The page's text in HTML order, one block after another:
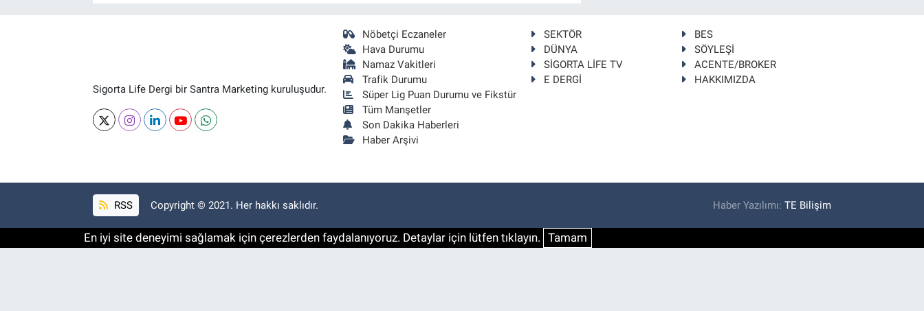
Sigorta Life Dergi bir Santra Marketing kuruluşudur.
Nöbetçi Eczaneler
Hava Durumu
Namaz Vakitleri
Trafik Durumu
Süper Lig Puan Durumu ve Fikstür
Tüm Manşetler
Son Dakika Haberleri
Haber Arşivi
SEKTÖR
BES
DÜNYA
SÖYLEŞİ
SİGORTA LİFE TV
ACENTE/BROKER
E DERGİ
HAKKIMIZDA
RSS Copyright © 2021. Her hakkı saklıdır. Haber Yazılımı:TE Bilişim
En iyi site deneyimi sağlamak için çerezlerden faydalanıyoruz. Detaylar için lütfen tıklayın. Tamam